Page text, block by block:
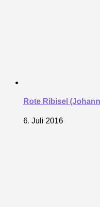
Rote Ribisel
6. Juli 2016